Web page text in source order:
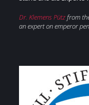
Dr. Klemens Pützfrom
an expert on emperor